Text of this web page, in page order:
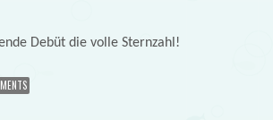
Debüt die volle Sternzahl!